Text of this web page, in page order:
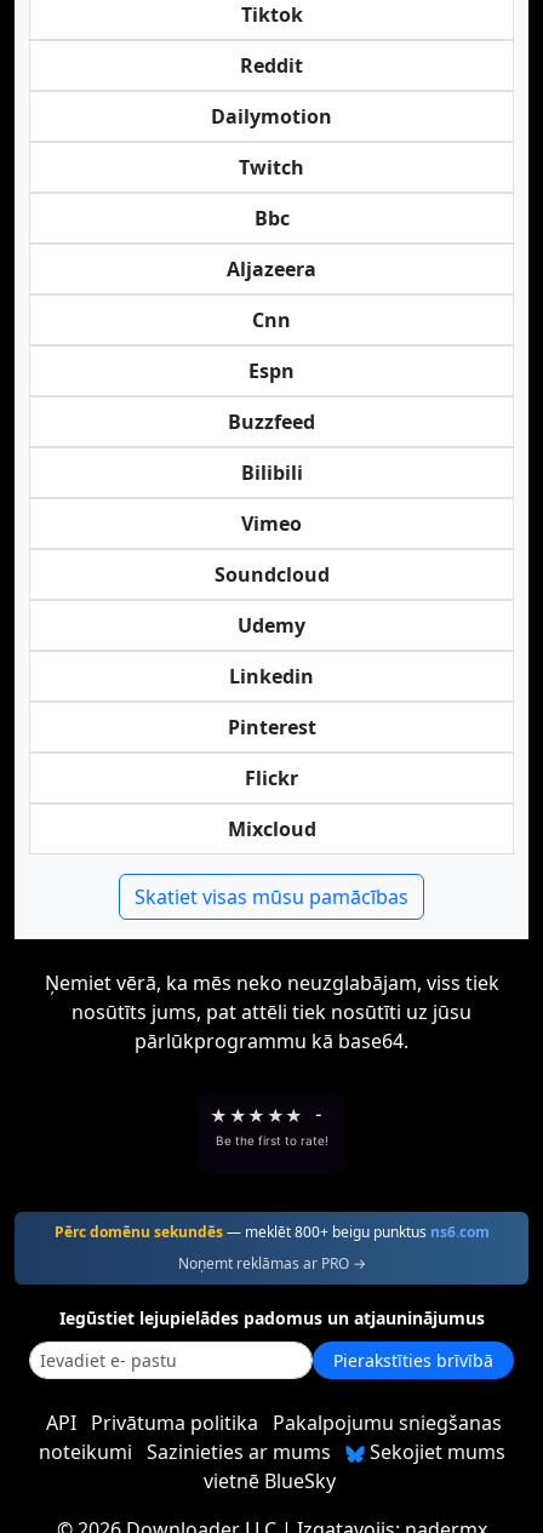
Tiktok
Reddit
Dailymotion
Twitch
Bbc
Aljazeera
Cnn
Espn
Buzzfeed
Bilibili
Vimeo
Soundcloud
Udemy
Linkedin
Pinterest
Flickr
Mixcloud
Skatiet visas mūsu pamācības
Ņemiet vērā, ka mēs neko neuzglabājam, viss tiek
nosūtīts jums, pat attēli tiek nosūtīti uz jūsu
pārlūkprogrammu kā base64.
★ ★★ ★★ -
Be the first to rate!
Pērc domēnu sekundēs— meklēt 800+ beigu punktus ns6.com
Noņemt reklāmas ar PRO →
Iegūstiet lejupielādes padomus un atjauninājumus
Pierakstīties brīvībā
API Privātuma politika
Pakalpojumu sniegšanas
noteikumi Sazinieties ar mums
Sekojiet mums
vietnē BlueSky